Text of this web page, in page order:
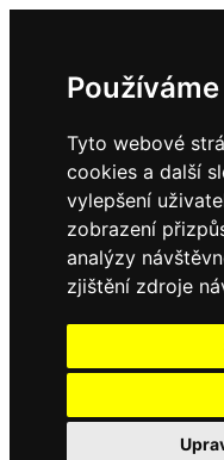
Tyto webové
cookies a další
vylepšení
zobrazení
analýzy
zjištění zdroje